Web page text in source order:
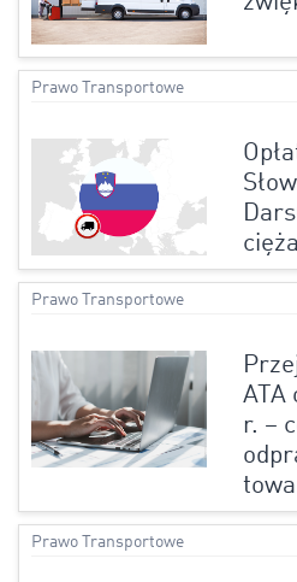
Prawo Transportowe
Prawo Transportowe
ATA
r. –
Prawo Transportowe